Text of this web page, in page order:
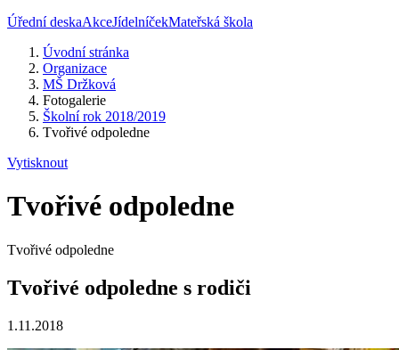
Úřední deskaAkceJídelníčekMateřská škola
Úvodní stránka
Organizace
MŠ Držková
Fotogalerie
Školní rok 2018/2019
Tvořivé odpoledne
Vytisknout
Tvořivé odpoledne
Tvořivé odpoledne
Tvořivé odpoledne s rodiči
1.11.2018